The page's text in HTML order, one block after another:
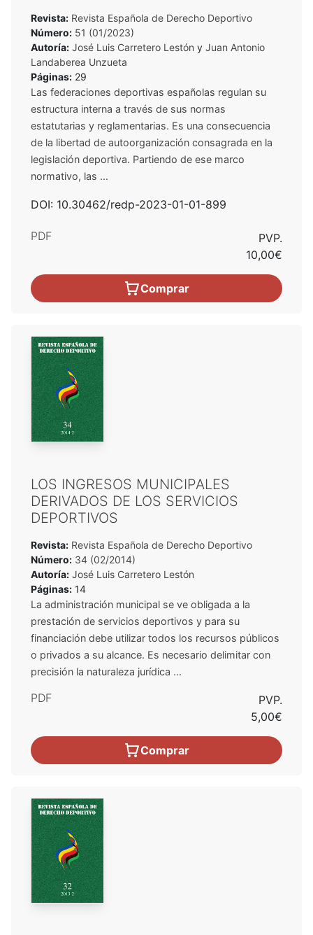
Revista: Revista Española de Derecho Deportivo
Número: 51 (01/2023)
Autoría: José Luis Carretero Lestón y Juan Antonio
Landaberea Unzueta
Páginas: 29
Las federaciones deportivas españolas regulan su
estructura interna a través de sus normas
estatutarias y reglamentarias. Es una consecuencia
de la libertad de autoorganización consagrada en la
legislación deportiva. Partiendo de ese marco
normativo, las ...
DOI: 10.30462/redp-2023-01-01-899
PDF
PVP.
10,00€
Comprar
LOS INGRESOS MUNICIPALES
DERIVADOS DE LOS SERVICIOS
DEPORTIVOS
Revista: Revista Española de Derecho Deportivo
Número: 34 (02/2014)
Autoría: José Luis Carretero Lestón
Páginas: 14
La administración municipal se ve obligada a la
prestación de servicios deportivos y para su
financiación debe utilizar todos los recursos públicos
o privados a su alcance. Es necesario delimitar con
precisión la naturaleza jurídica ...
PDF
PVP.
5,00€
Comprar